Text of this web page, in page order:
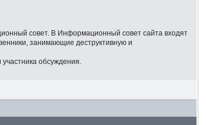
совет. В Информационный совет сайта входят
занимающие деструктивную и
обсуждения.